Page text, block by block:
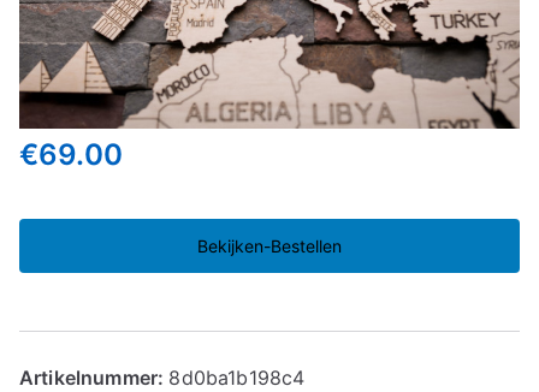
€69.00
Bekijken-Bestellen
Artikelnummer: 8d0ba1b198c4